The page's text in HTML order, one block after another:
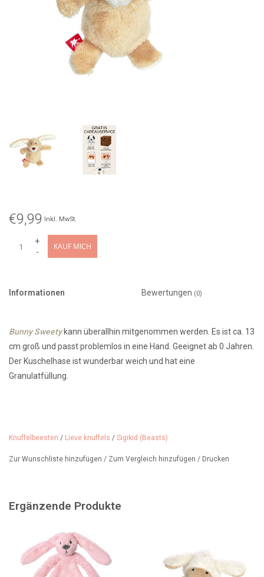
€9,99 Inkl. MwSt.
+
-
KAUF MICH
Informationen Bewertungen (0)
Bunny Sweetykann überallhin mitgenommen werden. Es ist ca. 13
cm groß und passt problemlos in eine Hand. Geeignet ab 0 Jahren.
Der Kuschelhase ist wunderbar weich und hat eine
Granulatfüllung.
Knuffelbeesten / Lieve knuffels / Sigikid (Beasts)
Zur Wunschliste hinzufügen / Zum Vergleich hinzufügen / Drucken
Ergänzende Produkte